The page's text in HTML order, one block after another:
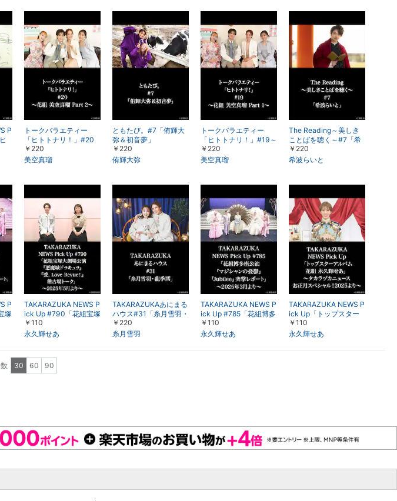
P
トークバラエティー
「ヒトトナリ！」#20
～花組 美空真瑠 Part 2
～
￥220
美空真瑠
ともたび。#7「侑輝大
弥＆初音夢」
￥220
侑輝大弥
トークバラエティー
「ヒトトナリ！」#19～
花組 美空真瑠 Part 1～
￥220
美空真瑠
The Reading～美しき
ことばを聴く～#7「希
波らいと」
￥220
希波らいと
P
塚
R
TAKARAZUKA NEWS P
ick Up #790「花組宝塚
大劇場公演『悪魔城ド
ラキュラ』『愛, Love R
～
￥110
永久輝せあ
TAKARAZUKAあにまる
ハウス#31「糸月雪羽・
龍季澪」
￥220
糸月雪羽
TAKARAZUKA NEWS P
ick Up #785「花組博多
座公演『マジシャンの
憂鬱』『Jubilee』突撃
￥110
永久輝せあ
TAKARAZUKA NEWS P
ick Up「トップスター
アルバム 花組 永久輝せ
あ」～タカラヅカニュ
￥110
永久輝せあ
30 60 90